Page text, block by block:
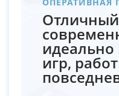
идеально
игр,